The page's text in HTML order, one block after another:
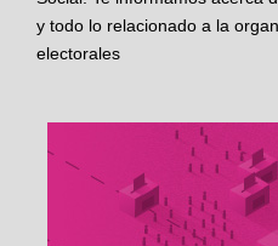
y todo lo relacionado a la
electorales